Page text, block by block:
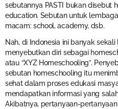
sebutannya PASTI bukan disebut
education. Sebutan untuk
macam: school, academy, dsb.
Nah, di Indonesia ini banyak
menyebutkan diri sebagai
atau “XYZ Homeschooling”.
sebutan homeschooling itu
sehat dalam proses edukasi
mendapatkan informasi yang
Akibatnya, pertanyaan-